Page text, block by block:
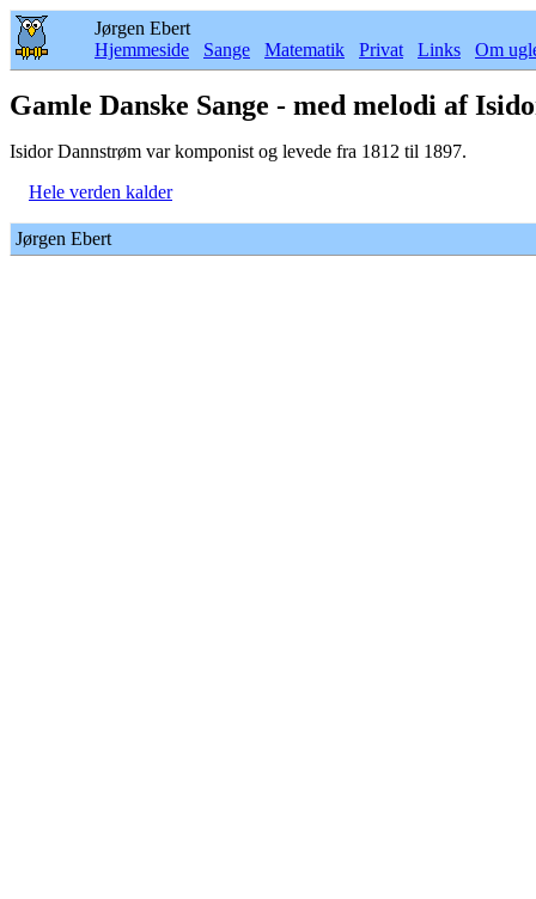
Jørgen Ebert
Hjemmeside
Sange Matematik Privat Links Om
Gamle Danske Sange - med melodi af
Isidor Dannstrøm var komponist og levede fra 1812 til 1897.
Hele verden kalder
Jørgen Ebert